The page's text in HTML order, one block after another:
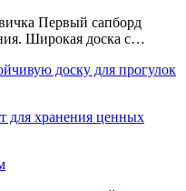
Первый сапборд
Широкая доска с…
доску для прогулок
для хранения ценных